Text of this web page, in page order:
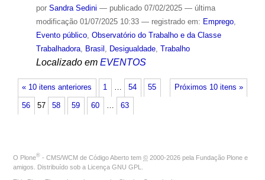
por Sandra Sedini — publicado07/02/2025 — última
modificação01/07/2025 10:33 — registrado em: Emprego,
Evento público, Observatório do Trabalho e da Classe
Trabalhadora, Brasil , Desigualdade, Trabalho
Localizado em EVENTOS
« 10 itens anteriores Próximos 10 itens »
1 … 54 55
56 57 58 59 60 … 63
O Plone® - CMS/WCM de Código Aberto tem © 2000-2026 pela Fundação Plone e
amigos. Distribuído sob a Licença GNU GPL